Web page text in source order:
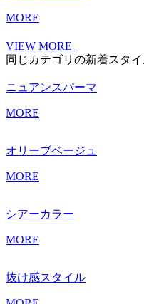
MORE
VIEW MORE
同じカテゴリの新着スタ
ニュアンスパーマ
MORE
オリーブベージュ
MORE
シアーカラー
MORE
抜け感スタイル